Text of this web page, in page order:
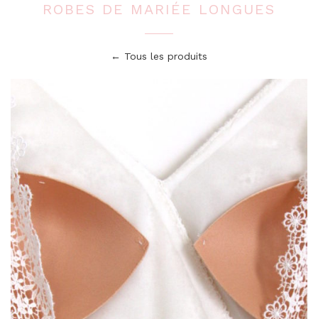
ROBES DE MARIÉE LONGUES
← Tous les produits